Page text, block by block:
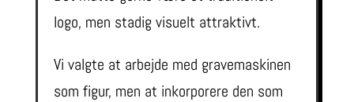
logo, men stadig visuelt attraktivt.
Vi valgte at arbejde med gravemaskinen
som figur, men at inkorporere den som